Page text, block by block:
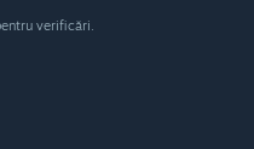
verificări.